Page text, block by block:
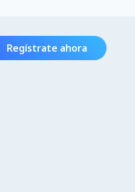
Regístrate ahora